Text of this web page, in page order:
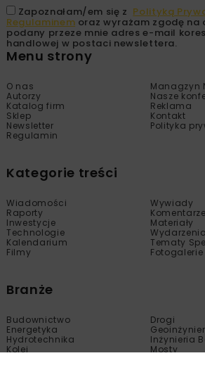
Zapoznałam/em się z Polityką
Regulaminem oraz wyrażam zgodę na
podany przeze mnie adres e-mail
handlowej w postaci newslettera.
Menu strony
O nas
Managzyn
Autorzy
Nasze
Katalog firm
Reklama
Sklep
Kontakt
Newsletter
Polityka
Regulamin
Kategorie treści
Wiadomości
Wywiady
Raporty
Komentarze
Inwestycje
Materiały
Technologie
Wydarzenia
Kalendarium
Tematy
Filmy
Fotogalerie
Branże
Budownictwo
Drogi
Energetyka
Hydrotechnika
Inżynieria
Kolej
Mosty